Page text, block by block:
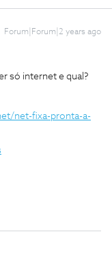
Forum|Forum|2 years ago
só internet e qual?
net-fixa-pronta-a-